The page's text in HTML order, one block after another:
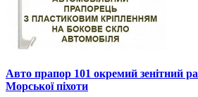
Авто прапор 101 окремий зенітний
Морської піхоти